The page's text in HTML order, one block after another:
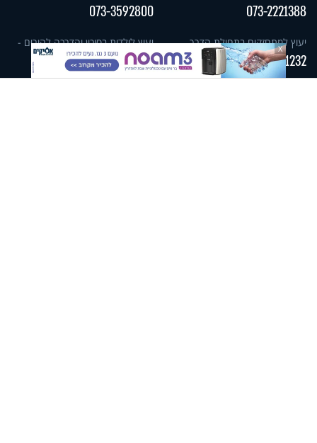
073-2221388
073-3592800
יעוץ למתחזקים בתחילת הדרך
073-2221232
יעוץ לילדות בסיכון והדרכה להורים -
אתגר
073-3333320
X